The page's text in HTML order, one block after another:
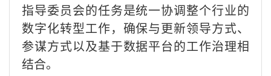
指导委员会的任务是统一协调整个行业的
数字化转型工作，确保与更新领导方式、
参谋方式以及基于数据平台的工作治理相
结合。